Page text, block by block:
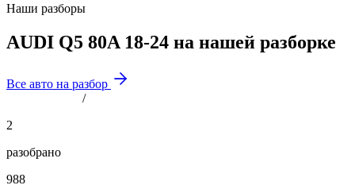
Наши разборы
AUDI Q5 80A 18-24 на нашей разборке
Все авто на разбор
/
2
разобрано
988